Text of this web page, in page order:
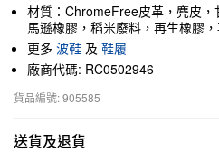
材質：ChromeFree皮革，麂皮，
馬遜橡膠，稻米廢料，再生橡膠
更多 波鞋 及 鞋履
廠商代碼: RC0502946
貨品編號: 905585
送貨及退貨